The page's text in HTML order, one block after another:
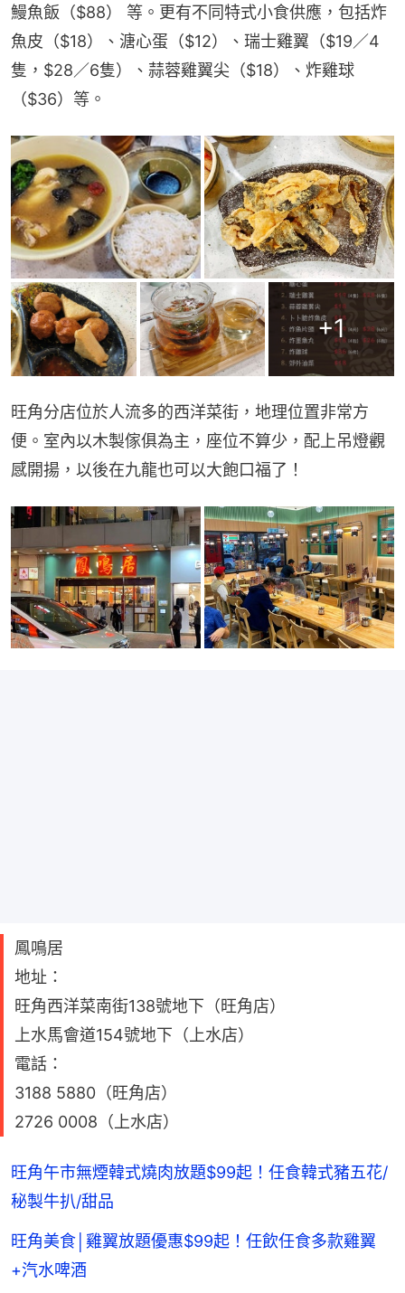
鰻魚飯（$88） 等。更有不同特式小食供應，包括炸
魚皮（$18）、溏心蛋（$12）、瑞士雞翼（$19／4
隻，$28／6隻）、蒜蓉雞翼尖（$18）、炸雞球
（$36）等。
+1
旺角分店位於人流多的西洋菜街，地理位置非常方
便。室內以木製傢俱為主，座位不算少，配上吊燈觀
感開揚，以後在九龍也可以大飽口福了！
鳳鳴居
地址：
旺角西洋菜南街138號地下（旺角店）
上水馬會道154號地下（上水店）
電話：
3188 5880（旺角店）
2726 0008（上水店）
旺角午市無煙韓式燒肉放題$99起！任食韓式豬五花/
秘製牛扒/甜品
旺角美食│雞翼放題優惠$99起！任飲任食多款雞翼
+汽水啤酒